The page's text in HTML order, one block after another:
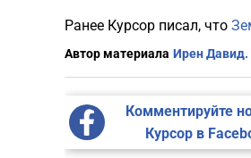
Ранее Курсор писал, что
Автор материала Ирен Давид.
Комментируйте
Курсор в